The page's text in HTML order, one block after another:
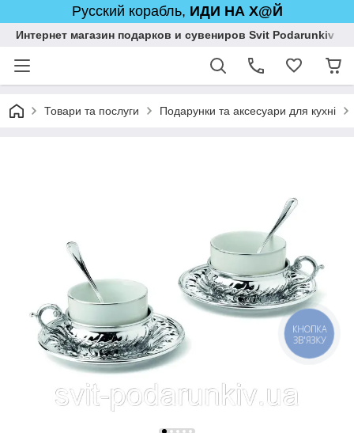
Русский корабль, ИДИ НА Х@Й
Интернет магазин подарков и сувениров Svit Podarunkiv
Товари та послуги Подарунки та аксесуари для кухні
КНОПКА
ЗВ'ЯЗКУ